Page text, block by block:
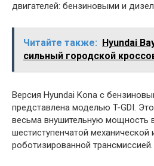
двигателей: бензиновыми и
Читайте также:
Hyundai
сильный городской
Версия Hyundai Kona с
представлена моделью T-GDI.
весьма внушительную мощность
шестиступенчатой механической
роботизированной трансмиссией.